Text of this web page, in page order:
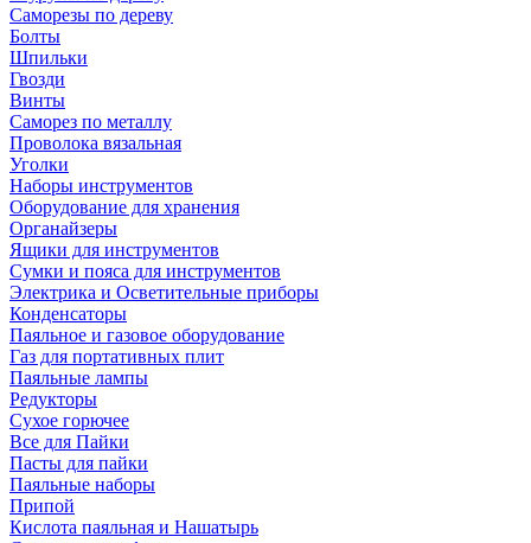
Саморезы по дереву
Болты
Шпильки
Гвозди
Винты
Саморез по металлу
Проволока вязальная
Уголки
Наборы инструментов
Оборудование для хранения
Органайзеры
Ящики для инструментов
Сумки и пояса для инструментов
Электрика и Осветительные приборы
Конденсаторы
Паяльное и газовое оборудование
Газ для портативных плит
Паяльные лампы
Редукторы
Сухое горючее
Все для Пайки
Пасты для пайки
Паяльные наборы
Припой
Кислота паяльная и Нашатырь